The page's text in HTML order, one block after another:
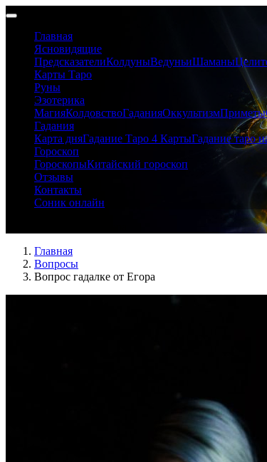
Главная
Ясновидящие
ПредсказателиКолдуныВедуньиШаманы
Карты Таро
Руны
Эзотерика
МагияКолдовствоГаданияОккультизмПриметы
Гадания
Карта дняГадание Таро 4 КартыГадание таро
Гороскоп
ГороскопыКитайский гороскоп
Отзывы
Контакты
Соник онлайн
Главная
Вопросы
Вопрос гадалке от Егора